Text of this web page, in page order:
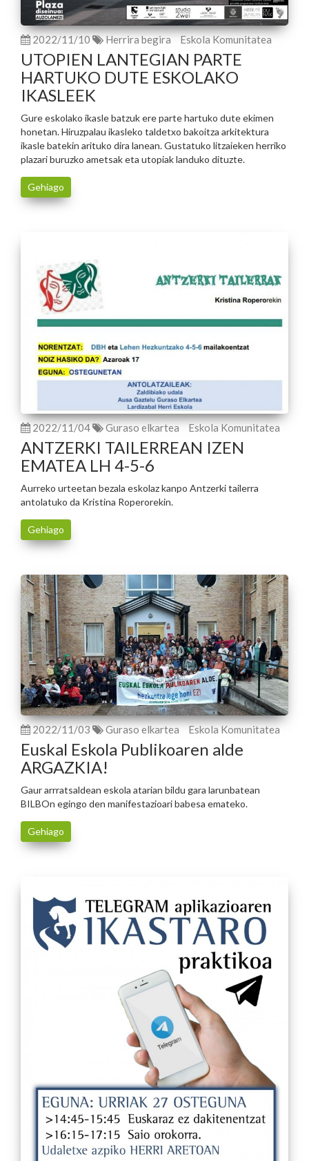
2022/11/10 Herrira begira Eskola Komunitatea
UTOPIEN LANTEGIAN PARTE
HARTUKO DUTE ESKOLAKO
IKASLEEK
Gure eskolako ikasle batzuk ere parte hartuko dute ekimen
honetan. Hiruzpalau ikasleko taldetxo bakoitza arkitektura
ikasle batekin arituko dira lanean. Gustatuko litzaieken herriko
plazari buruzko ametsak eta utopiak landuko dituzte.
Gehiago
2022/11/04 Guraso elkartea Eskola Komunitatea
ANTZERKI TAILERREAN IZEN
EMATEA LH 4-5-6
Aurreko urteetan bezala eskolaz kanpo Antzerki tailerra
antolatuko da Kristina Roperorekin.
Gehiago
2022/11/03 Guraso elkartea Eskola Komunitatea
Euskal Eskola Publikoaren alde
ARGAZKIA!
Gaur arrratsaldean eskola atarian bildu gara larunbatean
BILBOn egingo den manifestazioari babesa emateko.
Gehiago